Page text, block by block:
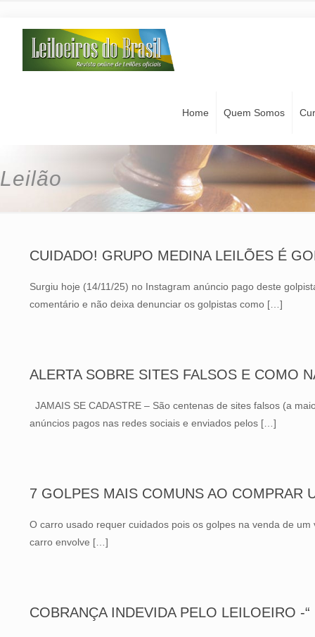
Home Quem Somos
Leilão
CUIDADO! GRUPO MEDINA LEILÕES É
Surgiu hoje (14/11/25) no Instagram anúncio pago deste
comentário e não deixa denunciar os golpistas como […]
ALERTA SOBRE SITES FALSOS E COMO
JAMAIS SE CADASTRE – São centenas de sites falsos (a
anúncios pagos nas redes sociais e enviados pelos […]
7 GOLPES MAIS COMUNS AO COMPRAR
O carro usado requer cuidados pois os golpes na venda de
carro envolve […]
COBRANÇA INDEVIDA PELO LEILOEIRO -